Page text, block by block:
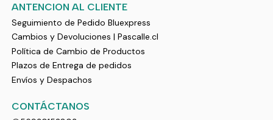
ANTENCION AL CLIENTE
Seguimiento de Pedido Bluexpress
Cambios y Devoluciones | Pascalle.cl
Política de Cambio de Productos
Plazos de Entrega de pedidos
Envíos y Despachos
CONTÁCTANOS